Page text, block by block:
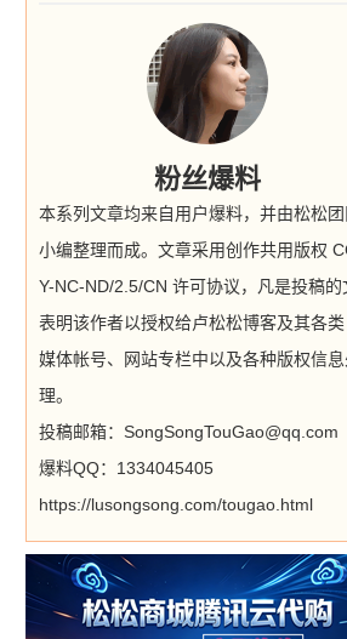
粉丝爆料
本系列文章均来自用户爆料，并由松松
小编整理而成。文章采用创作共用版权
Y-NC-ND/2.5/CN 许可协议，凡是投稿的
表明该作者以授权给卢松松博客及其各
媒体帐号、网站专栏中以及各种版权信
理。
投稿邮箱：SongSongTouGao@qq.com
爆料QQ：1334045405
https://lusongsong.com/tougao.html